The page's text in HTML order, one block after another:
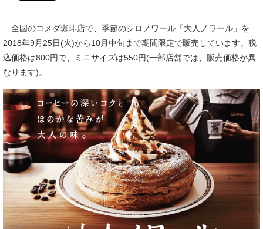
全国のコメダ珈琲店で、季節のシロノワール「大人ノワール」を
2018年9月25日(火)から10月中旬まで期間限定で販売しています。税
込価格は800円で、ミニサイズは550円(一部店舗では、販売価格が異
なります)。